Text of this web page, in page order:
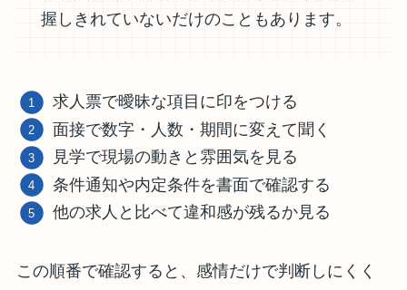
握しきれていないだけのこともあります。
求人票で曖昧な項目に印をつける
面接で数字・人数・期間に変えて聞く
見学で現場の動きと雰囲気を見る
条件通知や内定条件を書面で確認する
他の求人と比べて違和感が残るか見る
この順番で確認すると、感情だけで判断しにくく